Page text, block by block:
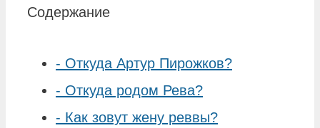
Содержание
- Откуда Артур Пирожков?
- Откуда родом Рева?
- Как зовут жену реввы?